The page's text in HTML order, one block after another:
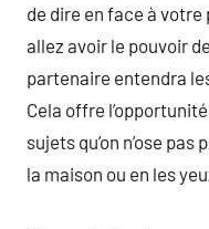
de dire en face à
allez avoir le pouvoir
partenaire entendra
Cela offre
sujets qu’on n’ose
la maison ou en les